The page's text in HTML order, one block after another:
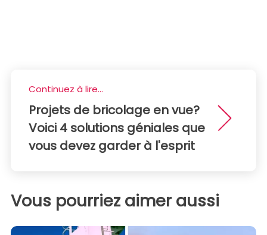
Continuez à lire...
Projets de bricolage en vue?
Voici 4 solutions géniales que
vous devez garder à l'esprit
Vous pourriez aimer aussi